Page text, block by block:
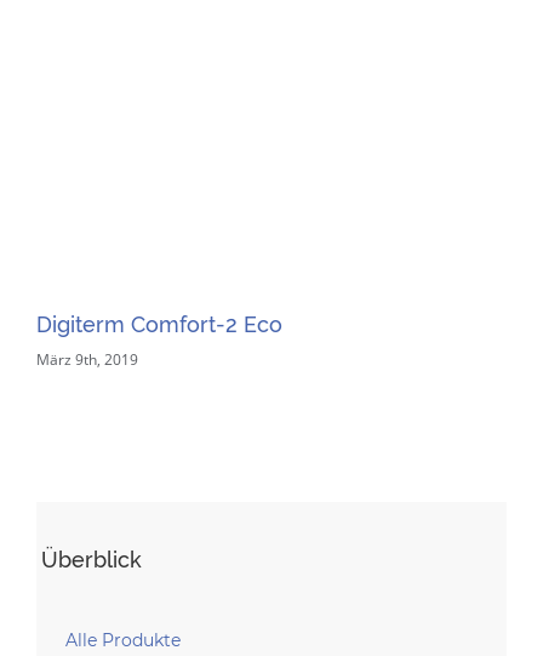
Digiterm Comfort-2 Eco
März 9th, 2019
Überblick
Alle Produkte